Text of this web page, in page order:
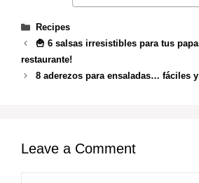
Categories
Recipes
🍟 6 salsas irresistibles para tus
restaurante!
8 aderezos para ensaladas… fáciles
Leave a Comment